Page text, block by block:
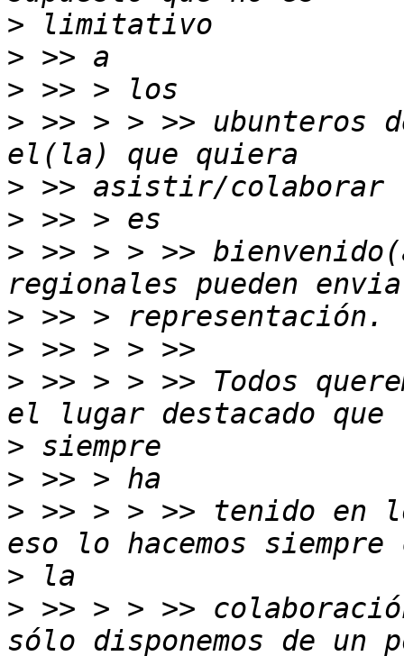
>
>
>
> >> > > >> ubunteros
>
>
> >> > > >>
>
>
> >> > > >> Todos
>
>
> >> > > >> tenido en
>
> >> > > >>